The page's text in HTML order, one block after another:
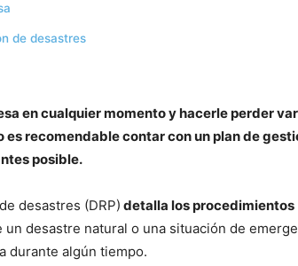
de desastres
en cualquier momento y hacerle perder
recomendable contar con un plan de
posible.
desastres (DRP) detalla los procedimientos
desastre natural o una situación de
durante algún tiempo.